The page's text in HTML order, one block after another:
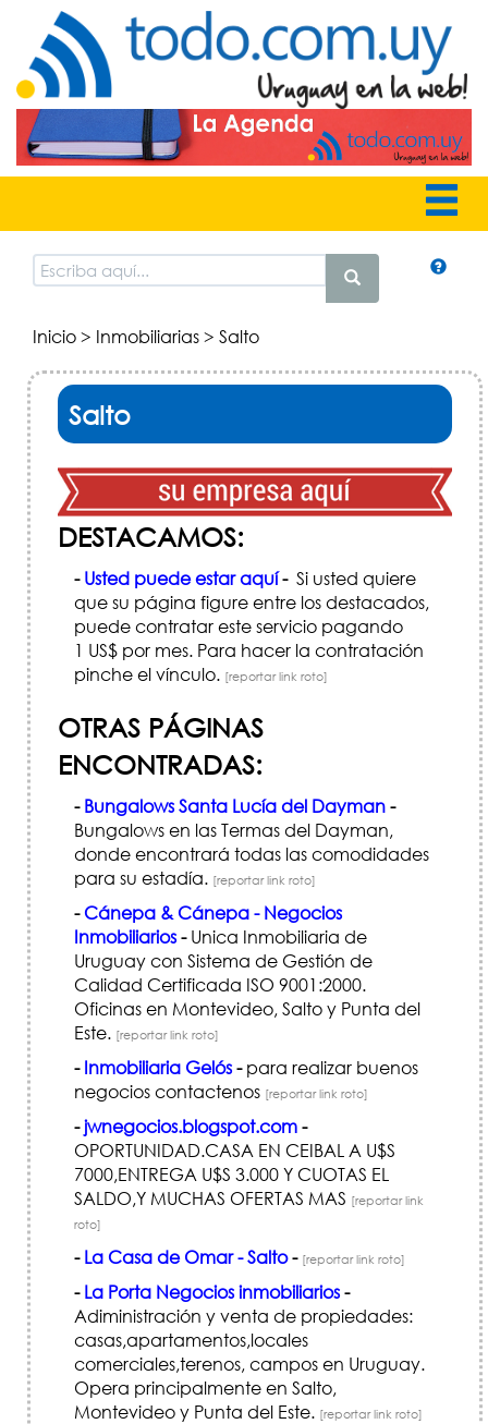
Inicio> Inmobiliarias> Salto
Salto
DESTACAMOS:
- Usted puede estar aquí-Si usted quiere
que su página figure entre los destacados,
puede contratar este servicio pagando
1 US$ por mes. Para hacer la contratación
pinche el vínculo. [reportar link roto]
OTRAS PÁGINAS
ENCONTRADAS:
- Bungalows Santa Lucía del Dayman-
Bungalows en las Termas del Dayman,
donde encontrará todas las comodidades
para su estadía. [reportar link roto]
-Cánepa & Cánepa - Negocios
Inmobiliarios-Unica Inmobiliaria de
Uruguay con Sistema de Gestión de
Calidad Certificada ISO 9001:2000.
Oficinas en Montevideo, Salto y Punta del
Este. [reportar link roto]
- Inmobiliaria Gelós-para realizar buenos
negocios contactenos [reportar link roto]
-jwnegocios.blogspot.com-
OPORTUNIDAD.CASA EN CEIBAL A U$S
7000,ENTREGA U$S 3.000 Y CUOTAS EL
SALDO,Y MUCHAS OFERTAS MAS [reportar link
roto]
- La Casa de Omar - Salto- [reportar link roto]
- La Porta Negocios inmobiliarios-
Adiministración y venta de propiedades:
casas,apartamentos,locales
comerciales,terenos, campos en Uruguay.
Opera principalmente en Salto,
Montevideo y Punta del Este. [reportar link roto]